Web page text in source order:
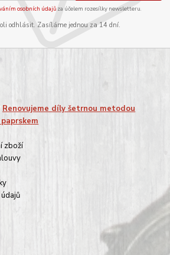
osobních údajůza účelem rozesílky newsletteru.
odhlásit. Zasíláme jednou za 14 dní.
Renovujeme díly šetrnou metodou
zboží